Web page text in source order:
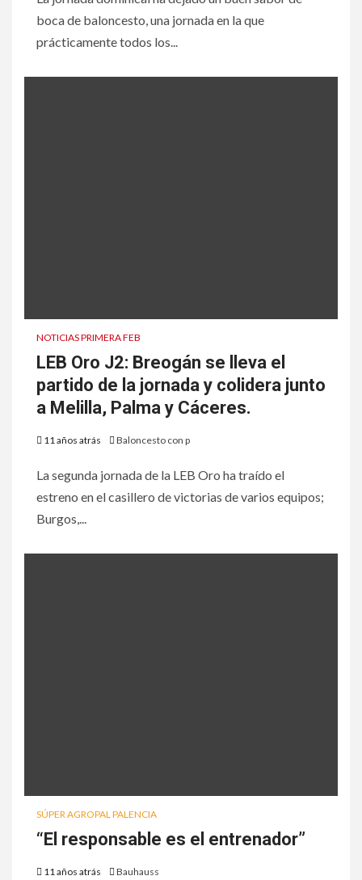
boca de baloncesto, una jornada en la que
prácticamente todos los...
NOTICIAS PRIMERA FEB
LEB Oro J2: Breogán se lleva el
partido de la jornada y colidera junto
a Melilla, Palma y Cáceres.
11 años atrás Baloncesto con p
La segunda jornada de la LEB Oro ha traído el
estreno en el casillero de victorias de varios equipos;
Burgos,...
SÚPER AGROPAL PALENCIA
“El responsable es el entrenador”
11 años atrás Bauhauss